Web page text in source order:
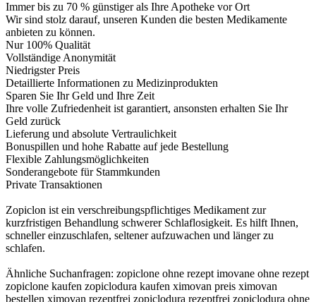
Immer bis zu 70 % günstiger als Ihre Apotheke vor Ort
Wir sind stolz darauf, unseren Kunden die besten Medikamente
anbieten zu können.
Nur 100% Qualität
Vollständige Anonymität
Niedrigster Preis
Detaillierte Informationen zu Medizinprodukten
Sparen Sie Ihr Geld und Ihre Zeit
Ihre volle Zufriedenheit ist garantiert, ansonsten erhalten Sie Ihr
Geld zurück
Lieferung und absolute Vertraulichkeit
Bonuspillen und hohe Rabatte auf jede Bestellung
Flexible Zahlungsmöglichkeiten
Sonderangebote für Stammkunden
Private Transaktionen
Zopiclon ist ein verschreibungspflichtiges Medikament zur
kurzfristigen Behandlung schwerer Schlaflosigkeit. Es hilft Ihnen,
schneller einzuschlafen, seltener aufzuwachen und länger zu
schlafen.
Ähnliche Suchanfragen: zopiclone ohne rezept imovane ohne rezept
zopiclone kaufen zopiclodura kaufen ximovan preis ximovan
bestellen ximovan rezeptfrei zopiclodura rezeptfrei zopiclodura ohne